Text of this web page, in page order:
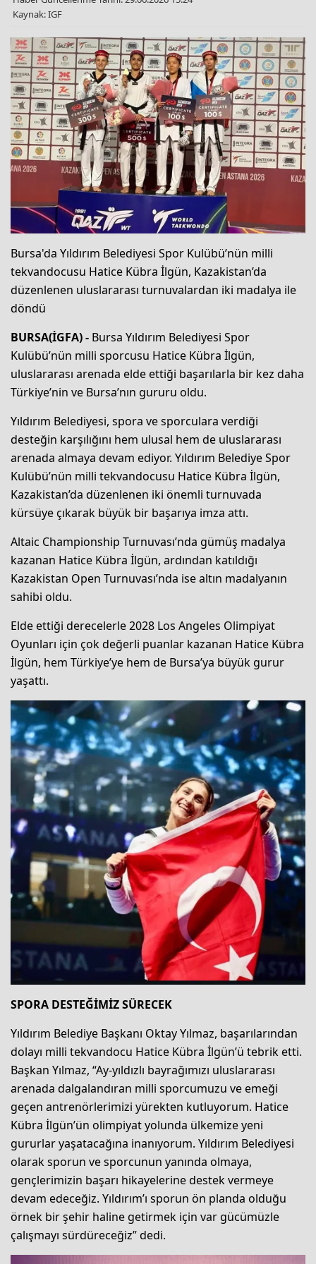
Kaynak: IGF
Bursa'da Yıldırım Belediyesi Spor Kulübü’nün milli
tekvandocusu Hatice Kübra İlgün, Kazakistan’da
düzenlenen uluslararası turnuvalardan iki madalya ile
döndü
BURSA(İGFA) - Bursa Yıldırım Belediyesi Spor
Kulübü’nün milli sporcusu Hatice Kübra İlgün,
uluslararası arenada elde ettiği başarılarla bir kez daha
Türkiye’nin ve Bursa’nın gururu oldu.
Yıldırım Belediyesi, spora ve sporculara verdiği
desteğin karşılığını hem ulusal hem de uluslararası
arenada almaya devam ediyor. Yıldırım Belediye Spor
Kulübü’nün milli tekvandocusu Hatice Kübra İlgün,
Kazakistan’da düzenlenen iki önemli turnuvada
kürsüye çıkarak büyük bir başarıya imza attı.
Altaic Championship Turnuvası’nda gümüş madalya
kazanan Hatice Kübra İlgün, ardından katıldığı
Kazakistan Open Turnuvası’nda ise altın madalyanın
sahibi oldu.
Elde ettiği derecelerle 2028 Los Angeles Olimpiyat
Oyunları için çok değerli puanlar kazanan Hatice Kübra
İlgün, hem Türkiye’ye hem de Bursa’ya büyük gurur
yaşattı.
SPORA DESTEĞİMİZ SÜRECEK
Yıldırım Belediye Başkanı Oktay Yılmaz, başarılarından
dolayı milli tekvandocu Hatice Kübra İlgün’ü tebrik etti.
Başkan Yılmaz, “Ay-yıldızlı bayrağımızı uluslararası
arenada dalgalandıran milli sporcumuzu ve emeği
geçen antrenörlerimizi yürekten kutluyorum. Hatice
Kübra İlgün’ün olimpiyat yolunda ülkemize yeni
gururlar yaşatacağına inanıyorum. Yıldırım Belediyesi
olarak sporun ve sporcunun yanında olmaya,
gençlerimizin başarı hikayelerine destek vermeye
devam edeceğiz. Yıldırım’ı sporun ön planda olduğu
örnek bir şehir haline getirmek için var gücümüzle
çalışmayı sürdüreceğiz” dedi.